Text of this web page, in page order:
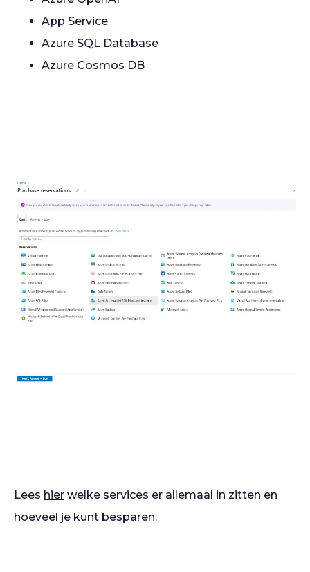
App Service
Azure SQL Database
Azure Cosmos DB
Lees hier welke services er allemaal in zitten en
hoeveel je kunt besparen.